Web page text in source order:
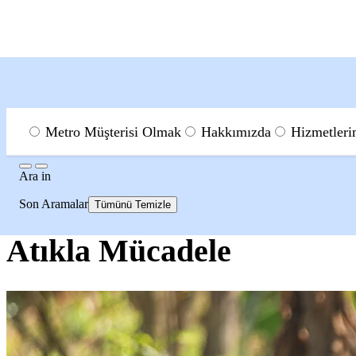
Menu
Ara
Ara in
Son Aramalar Tümünü Temizle
Metro Müşterisi Olmak Hakkımızda
Atıkla Mücadele